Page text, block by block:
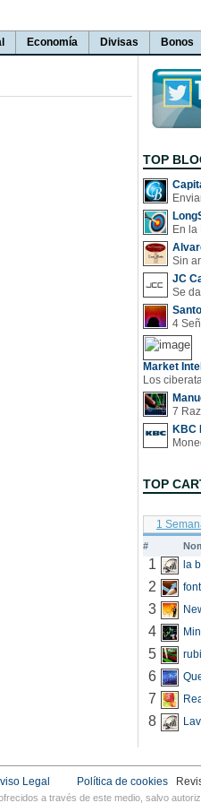
Economía Divisas Bonos
TOP
En la
Sin
JC
Market
7
KBC
TOP
1
#
1
2
3
4
5
6
7
8
Legal Política de cookies
a través de este medio, salvo